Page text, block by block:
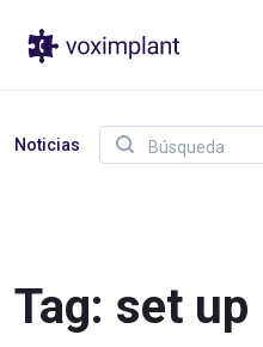
Noticias
Tag: set up